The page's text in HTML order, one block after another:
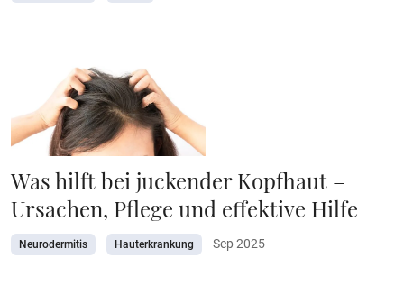
Was hilft bei juckender Kopfhaut –
Ursachen, Pflege und effektive Hilfe
Neurodermitis Hauterkrankung Sep 2025